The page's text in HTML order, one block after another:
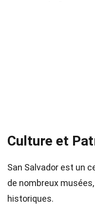
Culture et
San Salvador est un
de nombreux
historiques.